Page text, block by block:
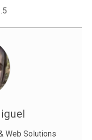
Web Solutions